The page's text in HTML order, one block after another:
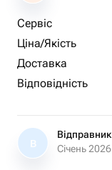
Сервіс
Ціна/Якість
Доставка
Відповідність
В
Відправник
Січень 2026